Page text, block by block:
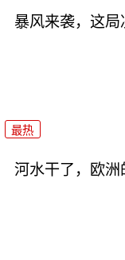
暴风来袭，这
最热
河水干了，欧洲